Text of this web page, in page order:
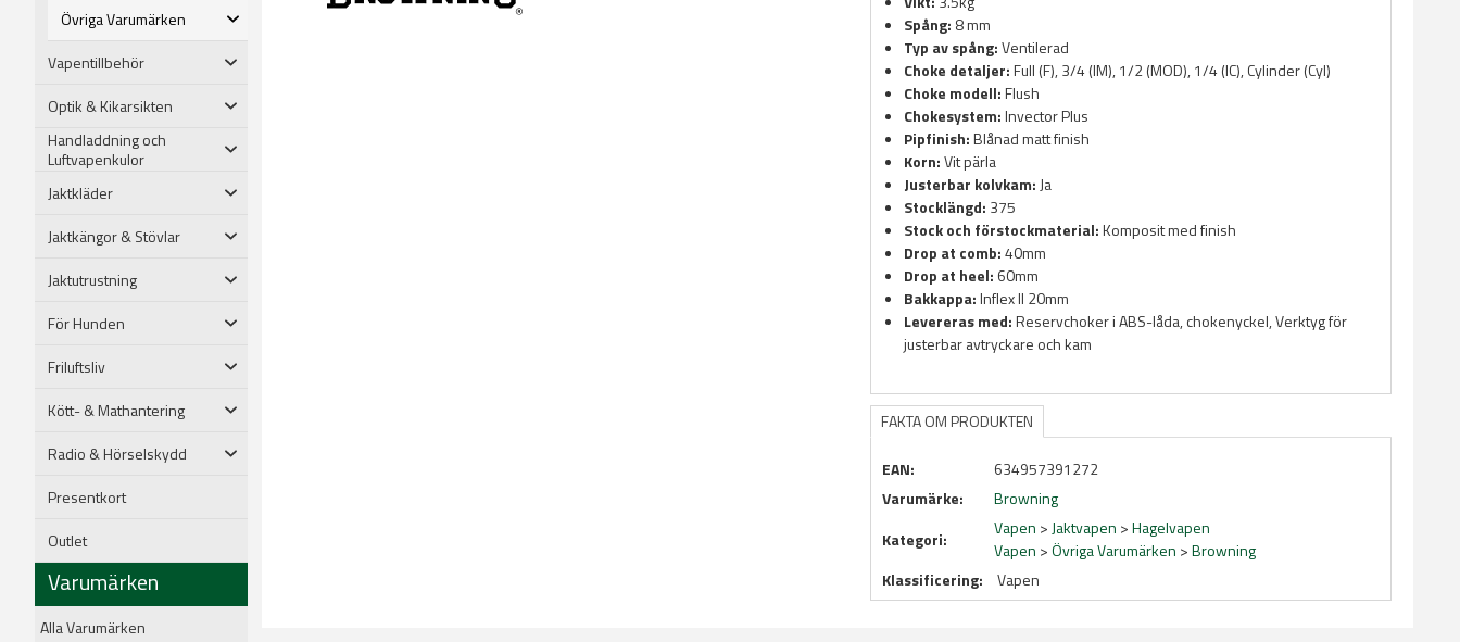
Övriga Varumärken
Vapentillbehör
Optik & Kikarsikten
Handladdning och
Luftvapenkulor
Jaktkläder
Jaktkängor & Stövlar
Jaktutrustning
För Hunden
Friluftsliv
Kött- & Mathantering
Radio & Hörselskydd
Presentkort
Outlet
Varumärken
Alla Varumärken
Spång: 8 mm
Typ av spång:Ventilerad
Choke detaljer:Full (F), 3/4 (IM), 1/2 (MOD), 1/4 (IC), Cylinder (Cyl)
Choke modell:Flush
Chokesystem:Invector Plus
Pipfinish:Blånad matt finish
Korn:Vit pärla
Justerbar kolvkam: Ja
Stocklängd: 375
Stock och förstockmaterial:Komposit med finish
Drop at comb:40mm
Drop at heel: 60mm
Bakkappa:Inflex II 20mm
Levereras med:Reservchoker i ABS-låda, chokenyckel, Verktyg för
justerbar avtryckare och kam
FAKTA OM PRODUKTEN
EAN:
634957391272
Varumärke:
Browning
Kategori:
Vapen > Jaktvapen >Hagelvapen
Vapen >Övriga Varumärken >Browning
Klassificering:
Vapen